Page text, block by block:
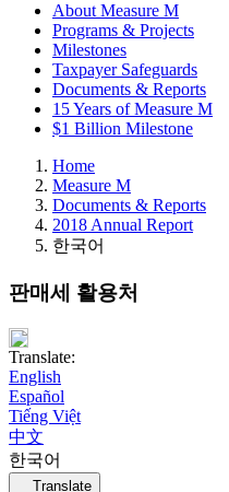
About Measure M
Programs & Projects
Milestones
Taxpayer Safeguards
Documents & Reports
15 Years of Measure M
$1 Billion Milestone
Home
Measure M
Documents & Reports
2018 Annual Report
한국어
판매세 활용처
Translate:
English
Español
Tiếng Việt
中文
한국어
Language navigation
Translate